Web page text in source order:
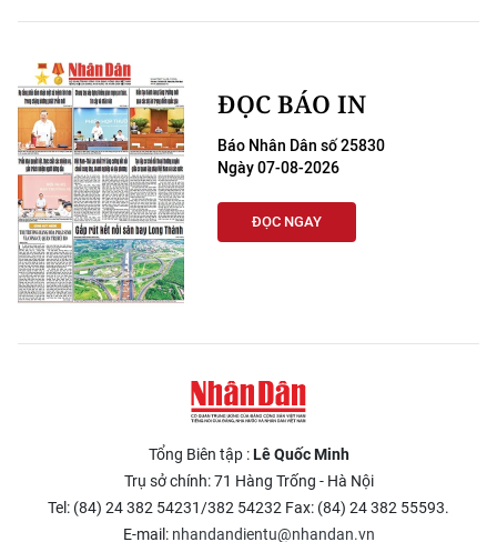
ĐỌC BÁO IN
Báo Nhân Dân số 25830
Ngày 07-08-2026
ĐỌC NGAY
Tổng Biên tập :Lê Quốc Minh
Trụ sở chính: 71 Hàng Trống - Hà Nội
Tel: (84) 24 382 54231/382 54232 Fax: (84) 24 382 55593.
E-mail: nhandandientu@nhandan.vn